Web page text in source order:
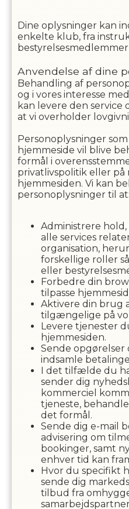
Dine oplysninger kan
enkelte klub, fra
Anvendelse af dine
Behandling af
og i vores interesse
kan levere den
at vi overholder
Personoplysninger
hjemmeside vil blive
formål i
privatlivspolitik eller på
hjemmesiden. Vi kan
personoplysninger til at:
Administrere
alle services
organisation,
forskellige roller
eller
Forbedre din
tilpasse
Aktivere din brug
tilgængelige på
Levere tjenester
hjemmesiden.
Sende opgørelser
indsamle
I det tilfælde du
sender dig
kommerciel
tjeneste,
det formål.
Sende dig e-mail
advisering om
bookinger, samt
enhver tid kan
Hvor du specifikt
sende dig
tilbud fra